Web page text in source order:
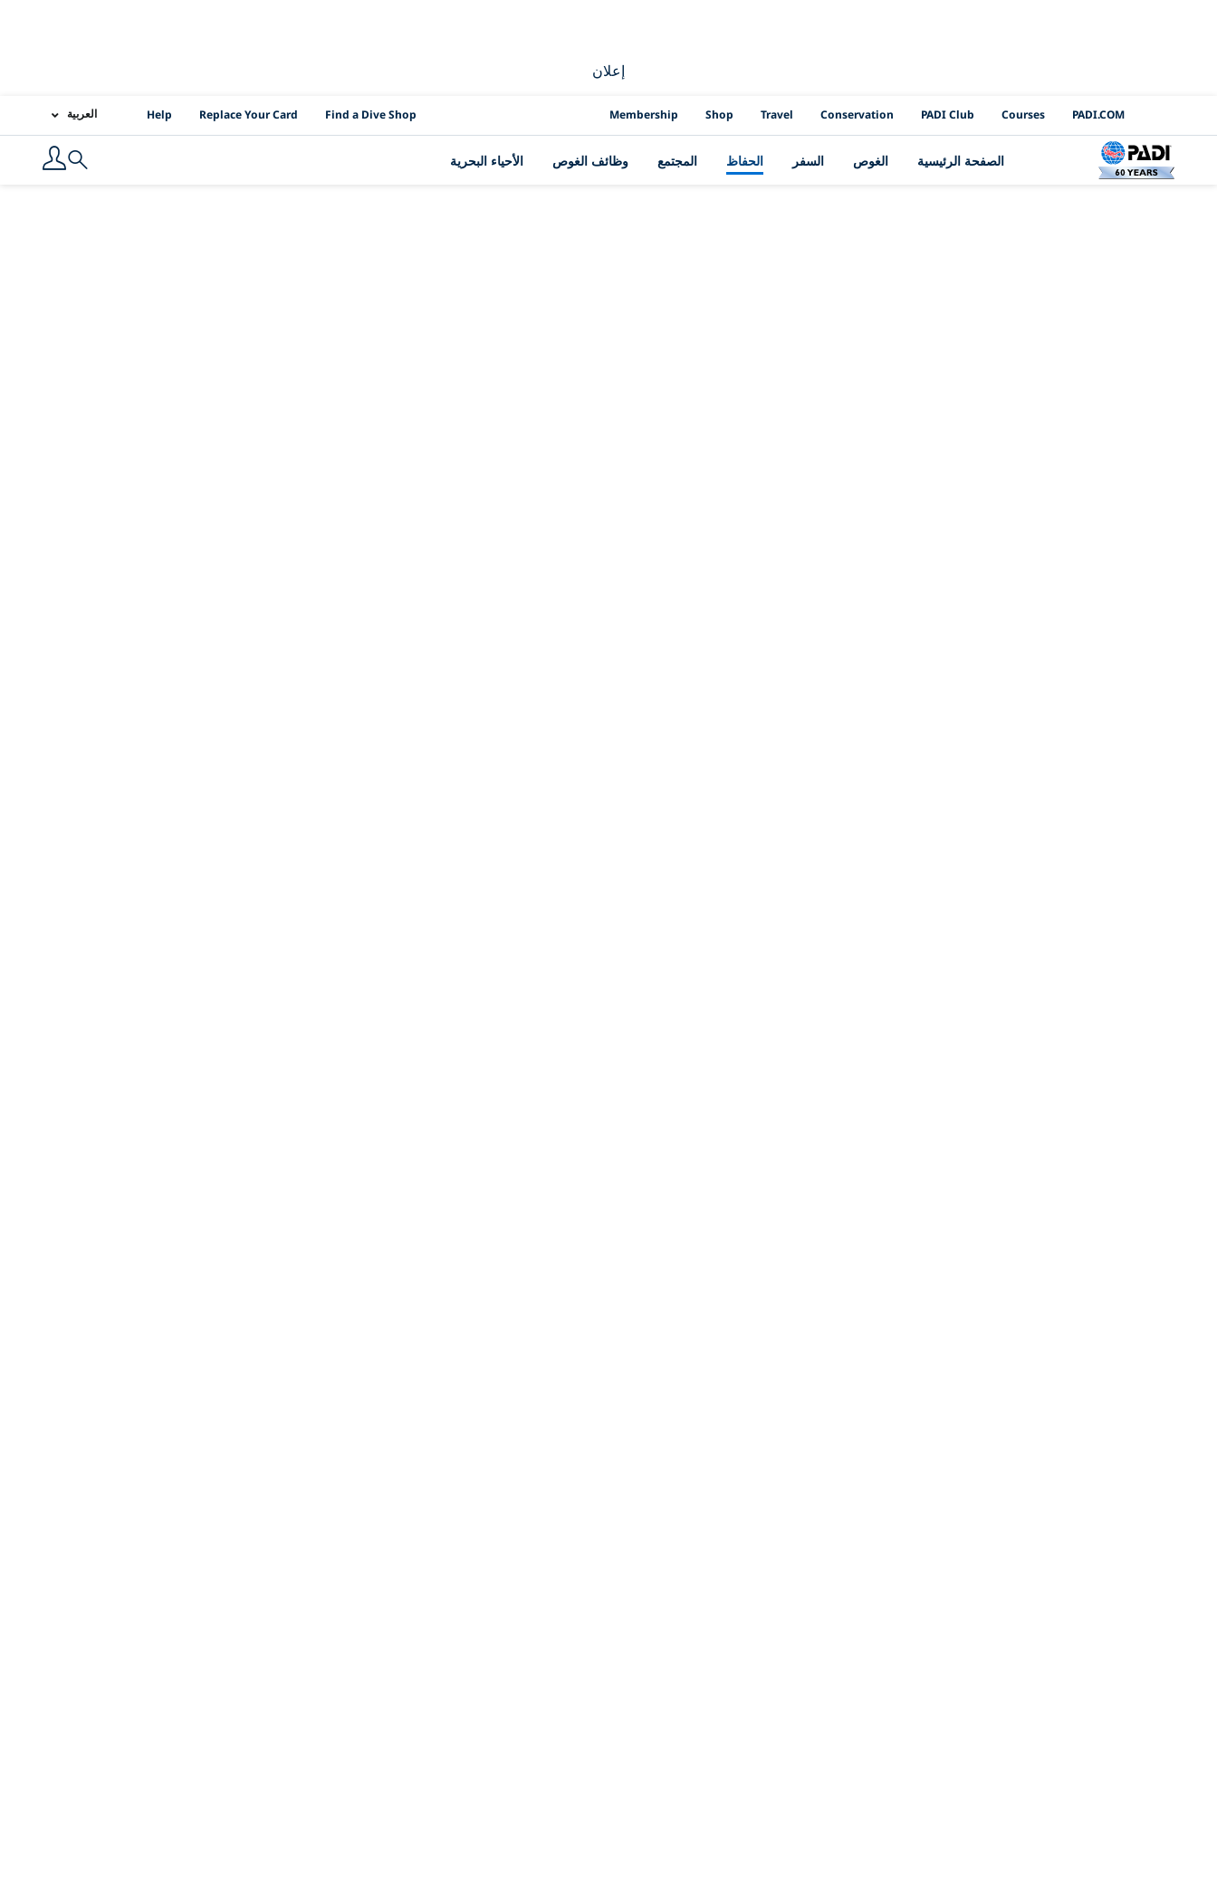
إعلان
PADI Channels
PADI.COM
Courses
PADI Club
Conservation
Travel
Shop
Membership
PADI Location Links Find a Dive Shop
Replace Your Card
Help العربية
الصفحة الرئيسية الغوص السفر الحفاظ المجتمع وظائف الغوص الأحياء البحرية Search